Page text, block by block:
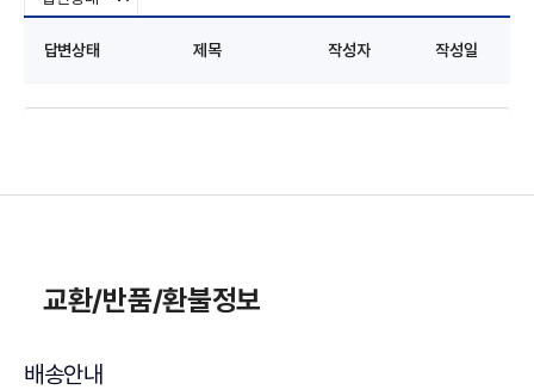
답변상태 제목 작성자 작성일
교환/반품/환불정보
배송안내